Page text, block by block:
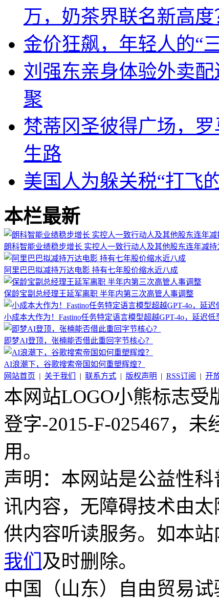
万，奶茶界联名新高度
金价狂飙，年轻人的“
刘强东亲身体验外卖
聚
梵蒂冈圣彼得广场，
生路
美国人为躲关税“打飞
本栏最新
朗科智能业绩稳步增长 实控人一致行动人及其他股东连年减持
阿里巴巴拟减持万达电影 持有七年股价缩水近八成
保龄宝副总经理王延军离职 半年内第三次高管人事调整
小成本大作为！Fastino任务特定语言模型超越GPT-4o，延迟低
即梦AI登顶，张楠能否借此重回字节核心？
AI浪潮下，谷歌搜索帝国如何重塑辉煌？
网站首页 | 关于我们 | 联系方式 | 版权声明 | RSS订阅 | 开
本网站LOGO小熊标志
登字-2015-F-025467，
用。
声明：本网站是公益性
讯内容，无障碍技术由
供内容听读服务。如本
我们 及时删除。
中国（山东）自由贸易